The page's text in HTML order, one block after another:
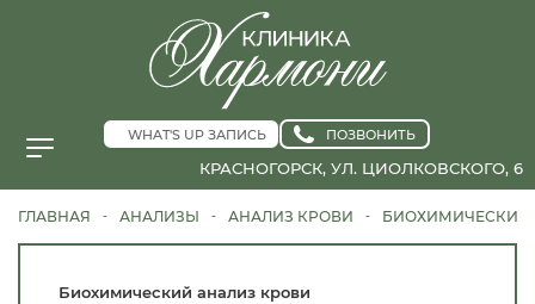
WHAT'S UP ЗАПИСЬ ПОЗВОНИТЬ
КРАСНОГОРСК, УЛ. ЦИОЛКОВСКОГО, 6
ГЛАВНАЯ - АНАЛИЗЫ - АНАЛИЗ КРОВИ - БИОХИМИЧЕСКИЙ
Биохимический анализ крови